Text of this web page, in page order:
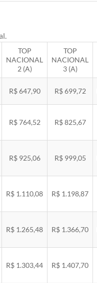
TOP
NACIONAL
2 (A)
TOP
NACIONAL
3 (A)
R$ 647,90 R$ 699,72
R$ 764,52 R$ 825,67
R$ 925,06 R$ 999,05
R$ 1.110,08 R$ 1.198,87
R$ 1.265,48 R$ 1.366,70
R$ 1.303,44 R$ 1.407,70